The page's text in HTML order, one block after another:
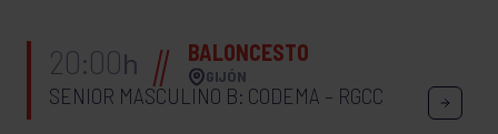
20:00h BALONCESTO
GIJÓN
SENIOR MASCULINO B: CODEMA – RGCC